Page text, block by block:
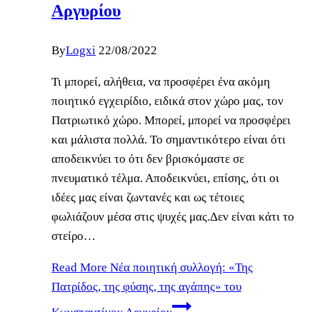
Αργυρίου
ByLogxi 22/08/2022
Τι μπορεί, αλήθεια, να προσφέρει ένα ακόμη
ποιητικό εγχειρίδιο, ειδικά στον χώρο μας, τον
Πατριωτικό χώρο. Μπορεί, μπορεί να προσφέρει
και μάλιστα πολλά. Το σημαντικότερο είναι ότι
αποδεικνύει το ότι δεν βρισκόμαστε σε
πνευματικό τέλμα. Αποδεικνύει, επίσης, ότι οι
ιδέες μας είναι ζωντανές και ως τέτοιες
φωλιάζουν μέσα στις ψυχές μας.Δεν είναι κάτι το
στείρο…
Read More Νέα ποιητική συλλογή: «Της
Πατρίδος, της φύσης, της αγάπης» του